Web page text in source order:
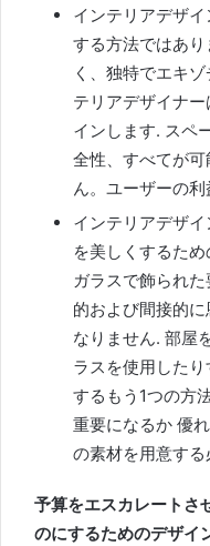
インテリアデザ
する方法ではあり
く、独特でエキ
テリアデザイナ
インします. スペ
全性、すべてが
ん。 ユーザーの
インテリアデザ
を美しくするた
ガラスで飾られ
的および間接的
なりません. 部屋
ラスを使用した
するもう1つの方
重要になるか 優
の素材を用意する
予算をエスカレートさ
のにするためのデザイ